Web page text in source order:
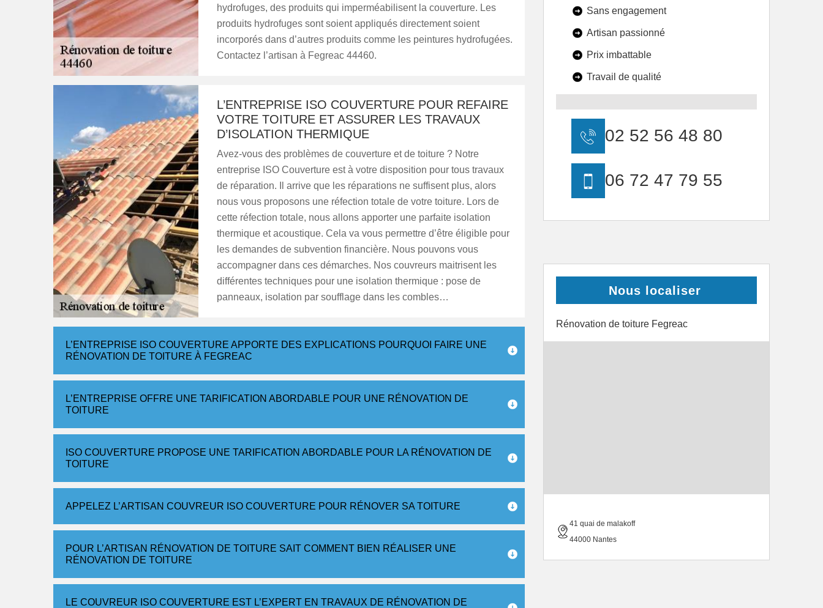
hydrofuges, des produits qui imperméabilisent la couverture. Les
produits hydrofuges sont soient appliqués directement soient
incorporés dans d’autres produits comme les peintures hydrofugées.
Contactez l’artisan à Fegreac 44460.
L’ENTREPRISE ISO COUVERTURE POUR REFAIRE
VOTRE TOITURE ET ASSURER LES TRAVAUX
D’ISOLATION THERMIQUE
Avez-vous des problèmes de couverture et de toiture ? Notre
entreprise ISO Couverture est à votre disposition pour tous travaux
de réparation. Il arrive que les réparations ne suffisent plus, alors
nous vous proposons une réfection totale de votre toiture. Lors de
cette réfection totale, nous allons apporter une parfaite isolation
thermique et acoustique. Cela va vous permettre d’être éligible pour
les demandes de subvention financière. Nous pouvons vous
accompagner dans ces démarches. Nos couvreurs maitrisent les
différentes techniques pour une isolation thermique : pose de
panneaux, isolation par soufflage dans les combles…
L’ENTREPRISE ISO COUVERTURE APPORTE DES EXPLICATIONS POURQUOI FAIRE UNE
RÉNOVATION DE TOITURE À FEGREAC
L’ENTREPRISE OFFRE UNE TARIFICATION ABORDABLE POUR UNE RÉNOVATION DE
TOITURE
ISO COUVERTURE PROPOSE UNE TARIFICATION ABORDABLE POUR LA RÉNOVATION DE
TOITURE
APPELEZ L’ARTISAN COUVREUR ISO COUVERTURE POUR RÉNOVER SA TOITURE
POUR L’ARTISAN RÉNOVATION DE TOITURE SAIT COMMENT BIEN RÉALISER UNE
RÉNOVATION DE TOITURE
LE COUVREUR ISO COUVERTURE EST L’EXPERT EN TRAVAUX DE RÉNOVATION DE
Sans engagement
Artisan passionné
Prix imbattable
Travail de qualité
02 52 56 48 80
06 72 47 79 55
Nous localiser
Rénovation de toiture Fegreac
41 quai de malakoff
44000 Nantes